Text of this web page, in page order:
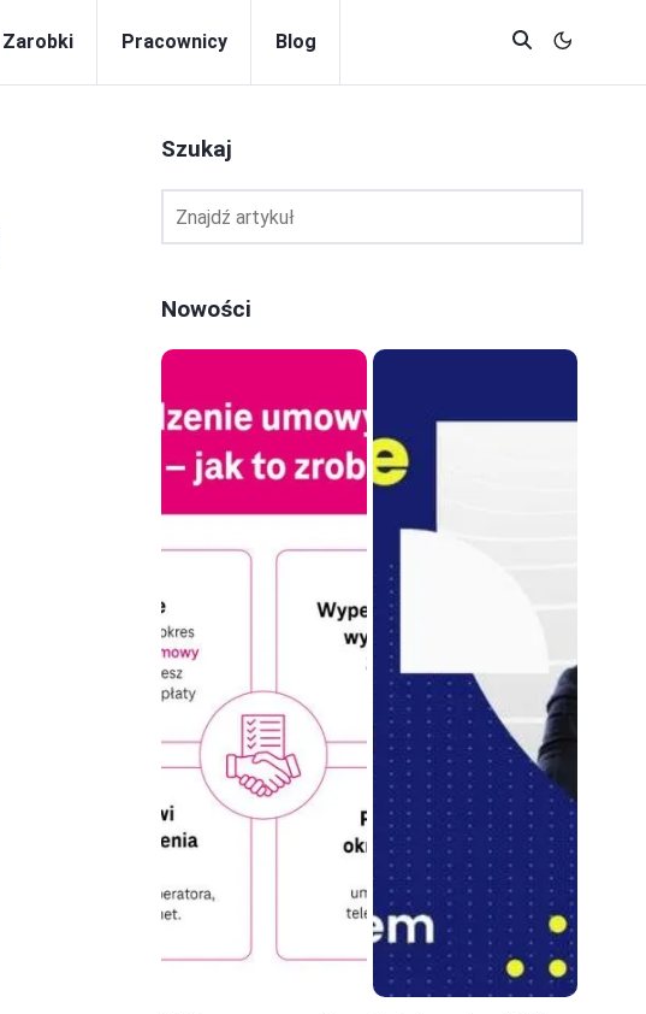
Zarobki Pracownicy Blog
Szukaj
Nowości